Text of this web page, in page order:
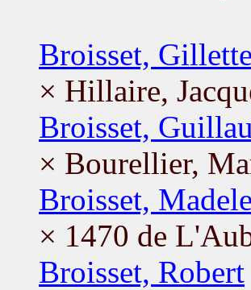
Broisset, Gillette
× Hillaire,
Broisset,
× Bourellier,
Broisset,
× 1470 de
Broisset, Robert